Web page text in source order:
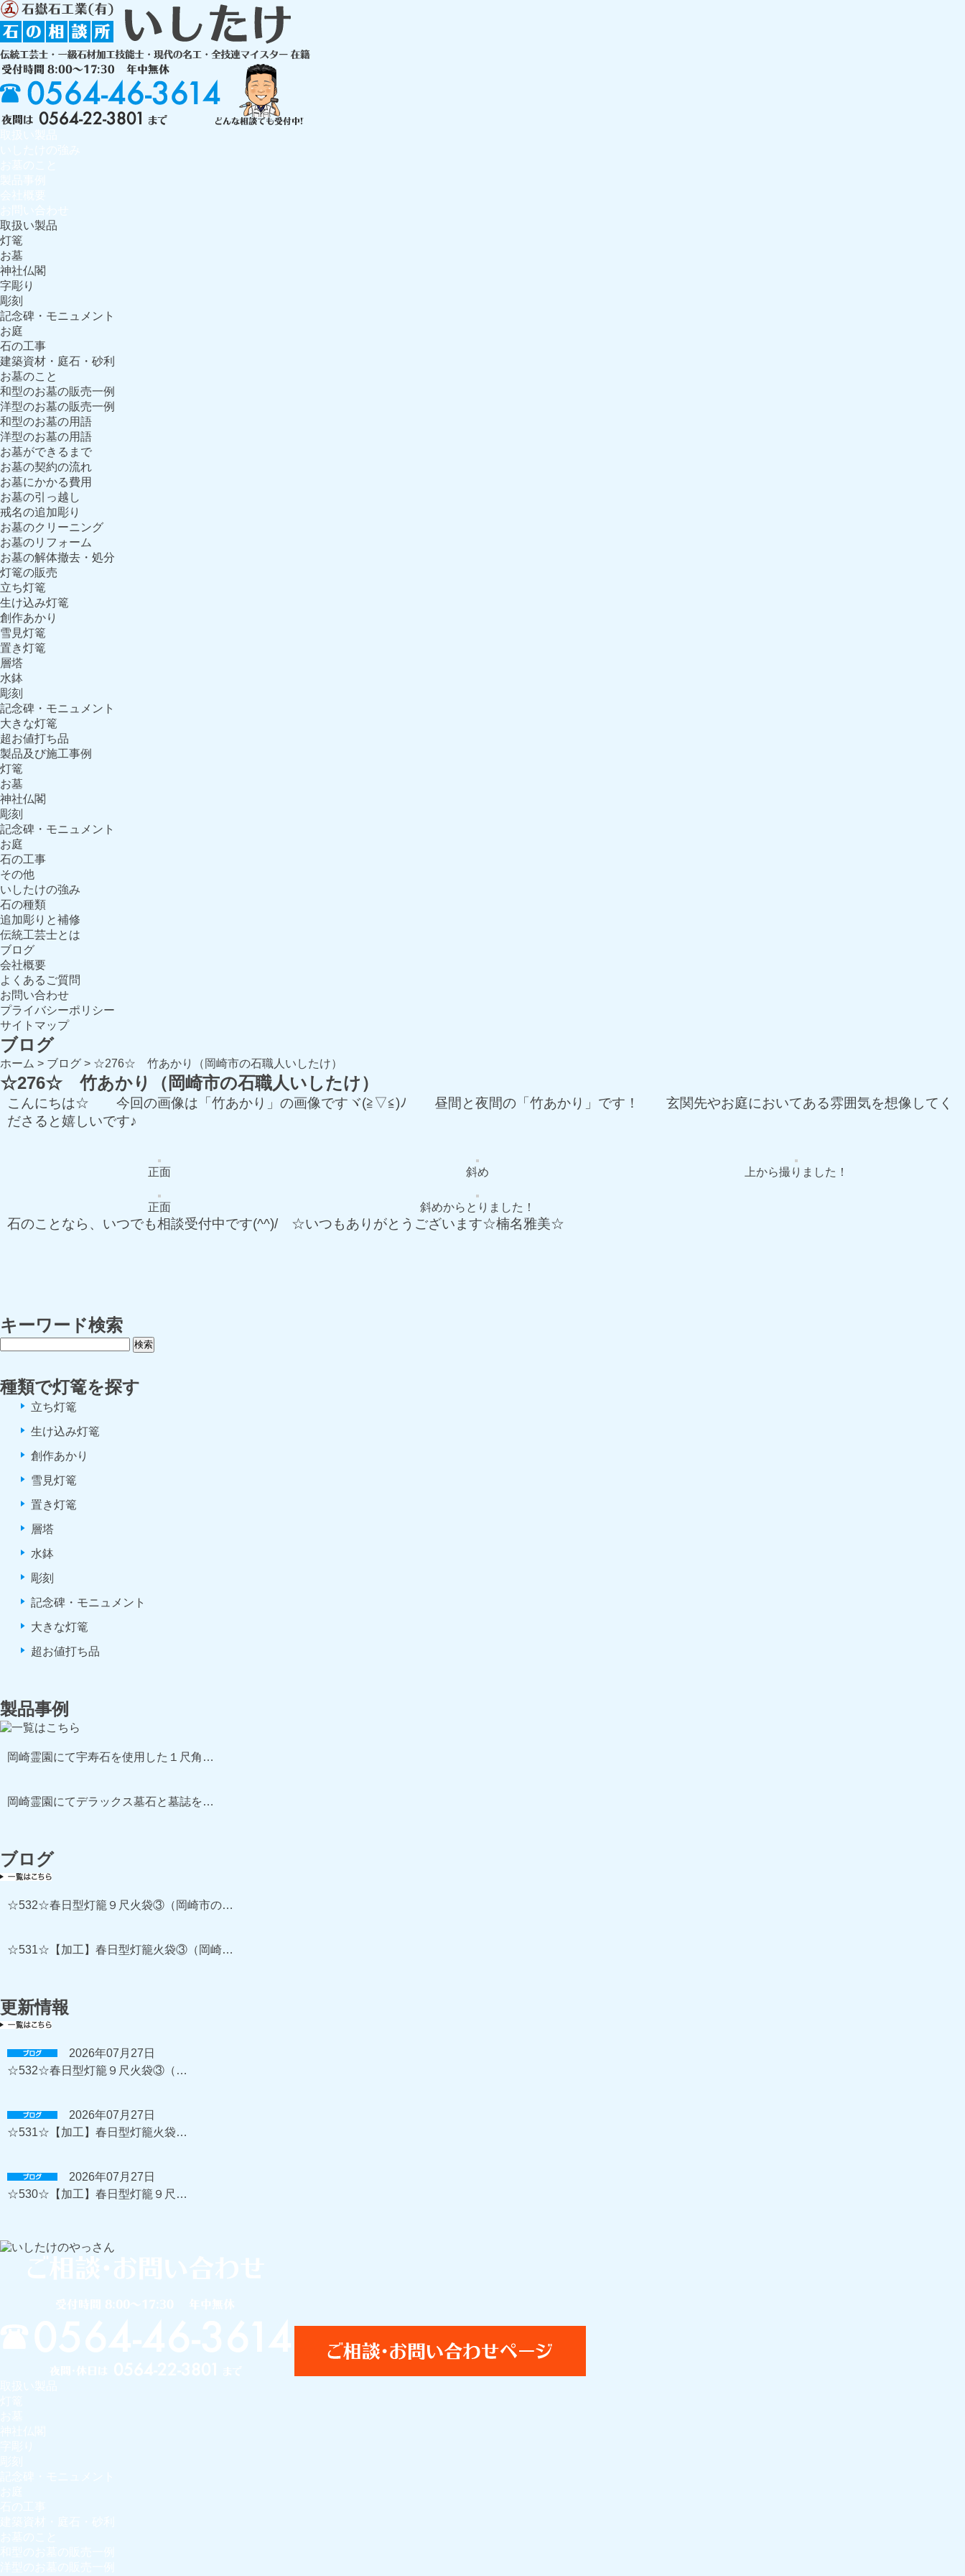
取扱い製品
灯篭
お墓
神社仏閣
字彫り
彫刻
記念碑・モニュメント
お庭
石の工事
建築資材・庭石・砂利
お墓のこと
和型のお墓の販売一例
洋型のお墓の販売一例
和型のお墓の用語
洋型のお墓の用語
お墓ができるまで
お墓の契約の流れ
お墓にかかる費用
お墓の引っ越し
戒名の追加彫り
お墓のクリーニング
お墓のリフォーム
お墓の解体撤去・処分
灯篭の販売
立ち灯篭
生け込み灯篭
創作あかり
雪見灯篭
置き灯篭
層塔
水鉢
彫刻
記念碑・モニュメント
大きな灯篭
超お値打ち品
製品及び施工事例
灯篭
お墓
神社仏閣
彫刻
記念碑・モニュメント
お庭
石の工事
その他
いしたけの強み
石の種類
追加彫りと補修
伝統工芸士とは
ブログ
会社概要
よくあるご質問
お問い合わせ
プライバシーポリシー
サイトマップ
ブログ
ホーム > ブログ > ☆276☆ 竹あかり（岡崎市の石職人いしたけ）
☆276☆ 竹あかり（岡崎市の石職人いしたけ）
こんにちは☆ 今回の画像は「竹あかり」の画像ですヾ(≧▽≦)ﾉ 昼間と夜間の「竹あかり」です！ 玄関先やお庭においてある雰囲気を想像してく
ださると嬉しいです♪
正面 斜め 上から撮りました！
正面 斜めからとりました！
石のことなら、いつでも相談受付中です(^^)/ ☆いつもありがとうございます☆楠名雅美☆
キーワード検索
種類で灯篭を探す
立ち灯篭
生け込み灯篭
創作あかり
雪見灯篭
置き灯篭
層塔
水鉢
彫刻
記念碑・モニュメント
大きな灯篭
超お値打ち品
製品事例
岡崎霊園にて宇寿石を使用した１尺角…
岡崎霊園にてデラックス墓石と墓誌を…
ブログ
☆532☆春日型灯籠９尺火袋③（岡崎市の…
☆531☆【加工】春日型灯籠火袋③（岡崎…
更新情報
2026年07月27日
☆532☆春日型灯籠９尺火袋③（…
2026年07月27日
☆531☆【加工】春日型灯籠火袋…
2026年07月27日
☆530☆【加工】春日型灯籠９尺…